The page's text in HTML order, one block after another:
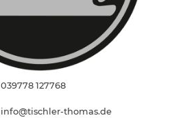
039778 127768
info@tischler-thomas.de